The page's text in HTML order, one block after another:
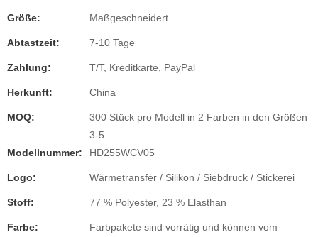
Größe: Maßgeschneidert
Abtastzeit: 7-10 Tage
Zahlung: T/T, Kreditkarte, PayPal
Herkunft: China
MOQ:
300 Stück pro Modell in 2 Farben in den Größen
3-5
Modellnummer:
HD255WCV05
Logo: Wärmetransfer / Silikon / Siebdruck / Stickerei
Stoff: 77 % Polyester, 23 % Elasthan
Farbe:
Farbpakete sind vorrätig und können vom